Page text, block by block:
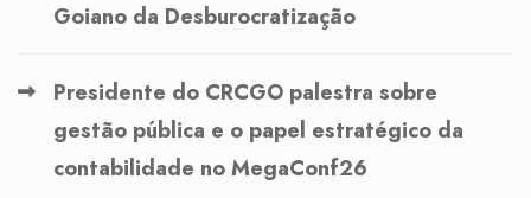
Goiano da Desburocratização
Presidente do CRCGO palestra sobre
gestão pública e o papel estratégico da
contabilidade no MegaConf26